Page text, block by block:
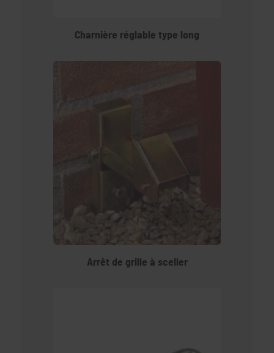
Charnière réglable type long
Arrêt de grille à sceller